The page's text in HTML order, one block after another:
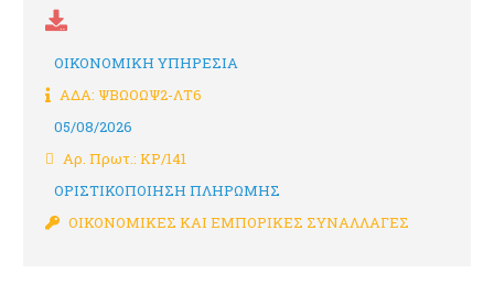
ΟΙΚΟΝΟΜΙΚΗ ΥΠΗΡΕΣΙΑ
ΑΔΑ: ΨΒΩΟΩΨ2-ΛΤ6
05/08/2026
Αρ. Πρωτ.: ΚΡ/141
ΟΡΙΣΤΙΚΟΠΟΙΗΣΗ ΠΛΗΡΩΜΗΣ
ΟΙΚΟΝΟΜΙΚΕΣ ΚΑΙ ΕΜΠΟΡΙΚΕΣ ΣΥΝΑΛΛΑΓΕΣ